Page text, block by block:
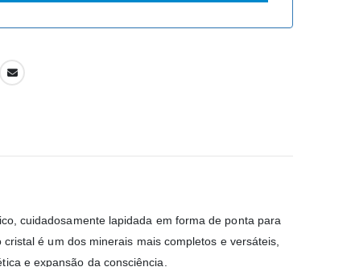
cuidadosamente lapidada em forma de ponta para
cristal é um dos minerais mais completos e versáteis,
e expansão da consciência.